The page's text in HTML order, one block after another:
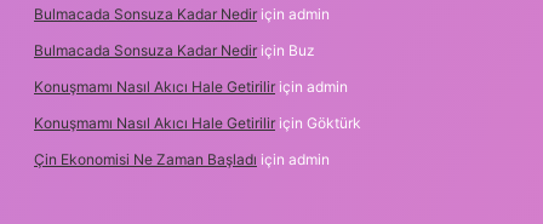
Bulmacada Sonsuza Kadar Nedir için admin
Bulmacada Sonsuza Kadar Nedir için Buz
Konuşmamı Nasıl Akıcı Hale Getirilir için admin
Konuşmamı Nasıl Akıcı Hale Getirilir için Göktürk
Çin Ekonomisi Ne Zaman Başladı için admin